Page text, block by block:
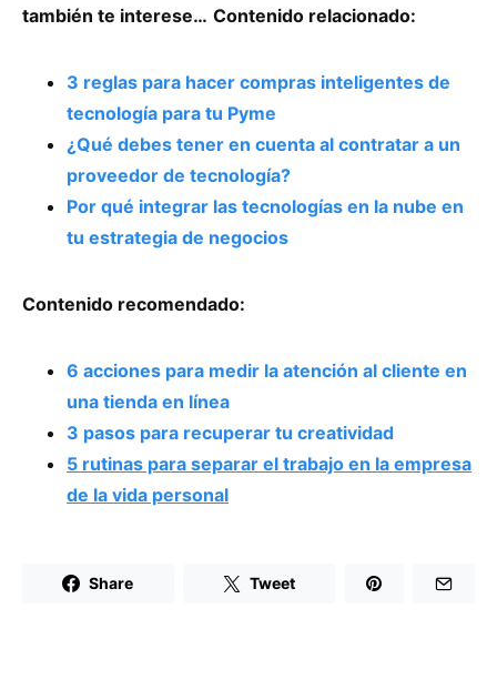
también te interese… Contenido relacionado:
3 reglas para hacer compras inteligentes de
tecnología para tu Pyme
¿Qué debes tener en cuenta al contratar a un
proveedor de tecnología?
Por qué integrar las tecnologías en la nube en
tu estrategia de negocios
Contenido recomendado:
6 acciones para medir la atención al cliente en
una tienda en línea
3 pasos para recuperar tu creatividad
5 rutinas para separar el trabajo en la empresa
de la vida personal
Share Tweet